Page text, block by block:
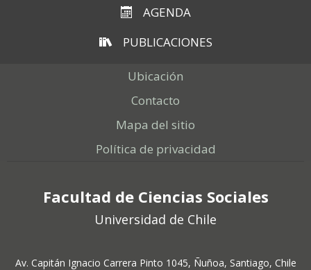
AGENDA
PUBLICACIONES
Ubicación
Contacto
Mapa del sitio
Política de privacidad
Facultad de Ciencias Sociales
Universidad de Chile
Av. Capitán Ignacio Carrera Pinto 1045, Ñuñoa, Santiago, Chile